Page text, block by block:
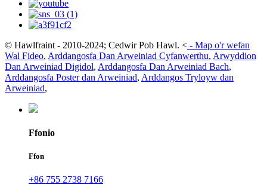
© Hawlfraint - 2010-2024; Cedwir Pob Hawl. < - Map o'r wefan
Wal Fideo, Arddangosfa Dan Arweiniad Cyfanwerthu, Arwyddion
Dan Arweiniad Digidol, Arddangosfa Dan Arweiniad Bach,
Arddangosfa Poster dan Arweiniad, Arddangos Tryloyw dan
Arweiniad,
Ffonio
Ffon
+86 755 2738 7166